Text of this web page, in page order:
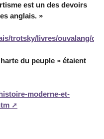
est un des devoirs
anglais. »
trotsky/livres/ouvalang/
du peuple » étaient
moderne-et-